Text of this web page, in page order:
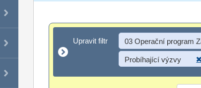
Upravit filtr
Upravit filtr 03 Operační program
Probíhající výzvy